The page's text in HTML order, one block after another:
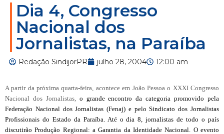
Dia 4, Congresso
Nacional dos
Jornalistas, na Paraíba
Redação SindijorPR julho 28, 2004 12:00 am
A partir da próxima quarta-feira, acontece em João Pessoa o XXXI Congresso
Nacional dos Jornalistas, o grande encontro da categoria promovido pela
Federação Nacional dos Jornalistas (Fenaj) e pelo Sindicato dos Jornalistas
Profissionais do Estado da Paraíba. Até o dia8 , jornalistas de todo o país
discutirão Produção Regional: a Garantia da Identidade Nacional. O evento